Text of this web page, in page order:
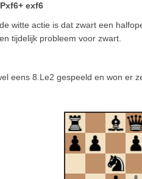
exf6
witte actie is dat zwart een
tijdelijk probleem voor zwart.
eens 8.Le2 gespeeld en won er